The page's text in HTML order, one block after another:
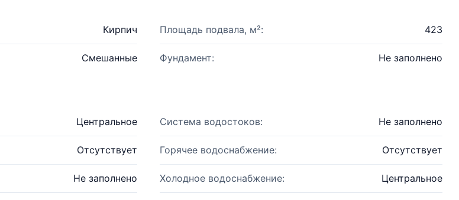
Кирпич Площадь подвала, м²: 423
Смешанные Фундамент: Не заполнено
Центральное Система водостоков: Не заполнено
Отсутствует Горячее водоснабжение: Отсутствует
Не заполнено Холодное водоснабжение: Центральное